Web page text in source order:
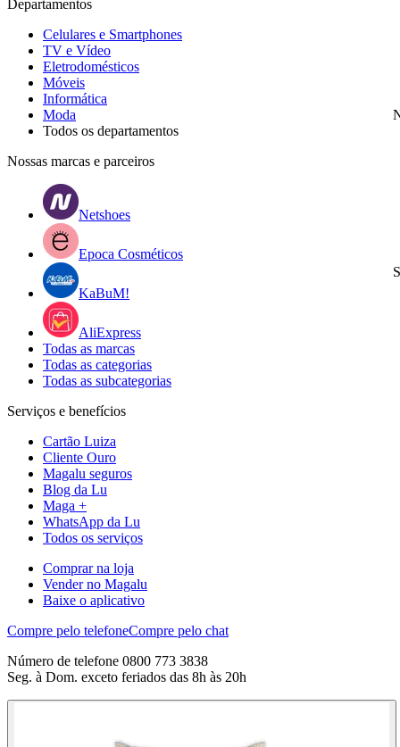
Departamentos
Celulares e Smartphones
TV e Vídeo
Eletrodomésticos
Móveis
Informática
Moda
Todos os departamentos
Nossas marcas e parceiros
Netshoes
Epoca Cosméticos
KaBuM!
AliExpress
Todas as marcas
Todas as categorias
Todas as subcategorias
Serviços e benefícios
Cartão Luiza
Cliente Ouro
Magalu seguros
Blog da Lu
Maga +
WhatsApp da Lu
Todos os serviços
Comprar na loja
Vender no Magalu
Baixe o aplicativo
Compre pelo telefoneCompre pelo chat
Número de telefone 0800 773 3838
Seg. à Dom. exceto feriados das 8h às 20h